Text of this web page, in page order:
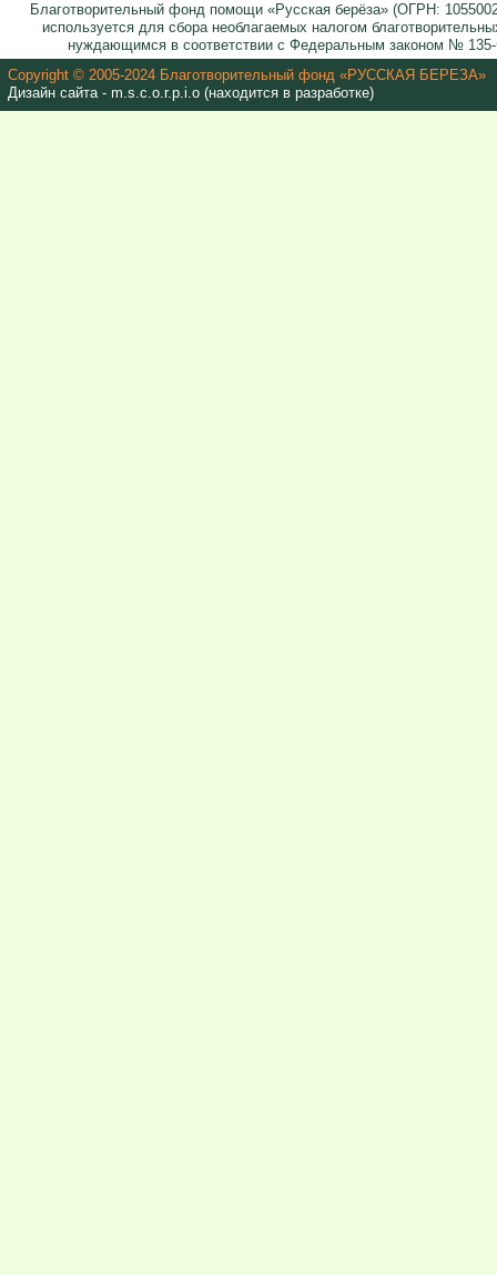
Благотворительный фонд помощи «Русская берёза» (ОГРН:
используется для сбора необлагаемых налогом
нуждающимся в соответствии с Федеральным законом № 135-
Copyright © 2005-2024 Благотворительный фонд «РУССКАЯ БЕРЕЗА»
Дизайн сайта - m.s.c.o.r.p.i.o (находится в разработке)